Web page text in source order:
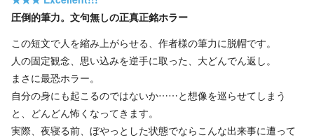
圧倒的筆力。文句無しの正真正銘ホラー
この短文で人を縮み上がらせる、作者様の筆力に脱帽です。
人の固定観念、思い込みを逆手に取った、大どんでん返し。
まさに最恐ホラー。
自分の身にも起こるのではないか……と想像を巡らせてしまう
と、どんどん怖くなってきます。
実際、夜寝る前、ぼやっとした状態でならこんな出来事に遭って